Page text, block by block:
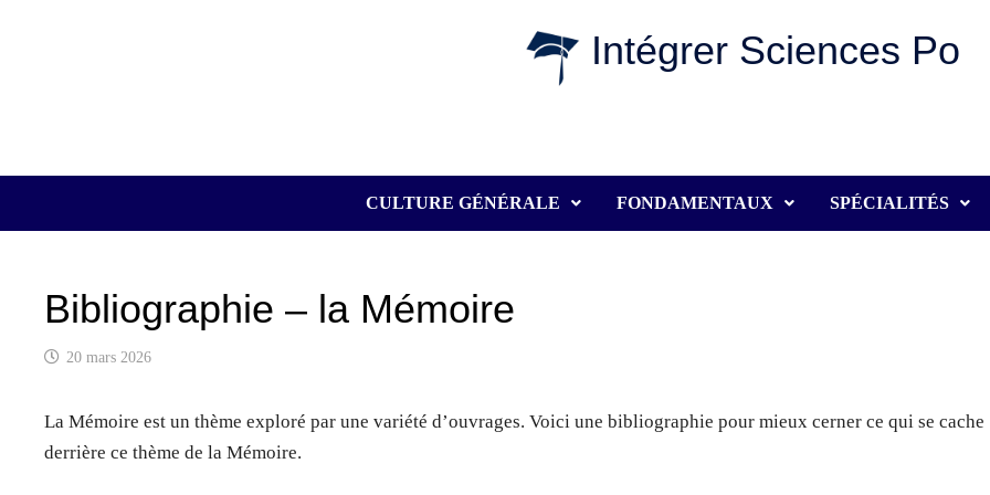
Intégrer Sciences Po
CULTURE GÉNÉRALE FONDAMENTAUX SPÉCIALITÉS
Bibliographie – la Mémoire
20 mars 2026
La Mémoire est un thème exploré par une variété d’ouvrages. Voici une bibliographie pour mieux cerner ce qui se cache
derrière ce thème de la Mémoire.